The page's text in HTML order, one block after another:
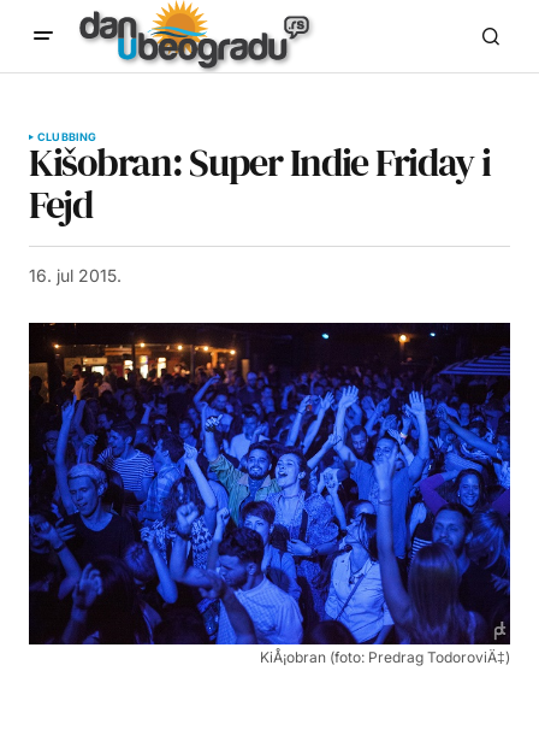
CLUBBING
Kišobran: Super Indie Friday i
Fejd
16. jul 2015.
KiÅ¡obran (foto: Predrag TodoroviÄ‡)